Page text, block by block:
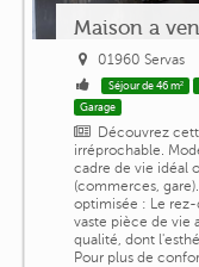
Maison a
01960 Servas
Séjour de 46 m²
Garage
Découvrez
irréprochable.
cadre de vie idéal
(commerces,
optimisée : Le
vaste pièce de vie
qualité, dont
Pour plus de